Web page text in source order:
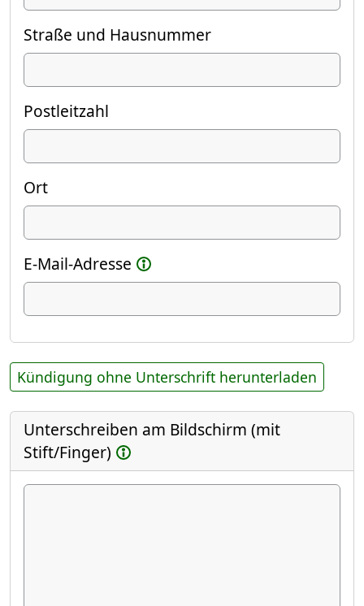
Straße und Hausnummer
Postleitzahl
Ort
E-Mail-Adresse
Kündigung ohne Unterschrift herunterladen
Unterschreiben am Bildschirm (mit
Stift/Finger)